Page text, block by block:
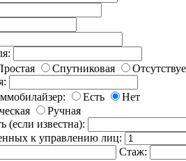
Спутниковая
Есть
Нет
Ручная
(если известна):
к управлению лиц:
Стаж: